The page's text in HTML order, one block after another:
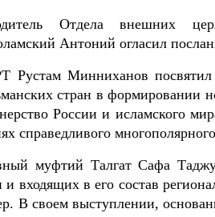
Отдела внешних
Антоний огласил
Рустам Минниханов
стран в формировании
России и исламского
справедливого
муфтий Талгат Сафа
и входящих в его состав
В своем выступлении,